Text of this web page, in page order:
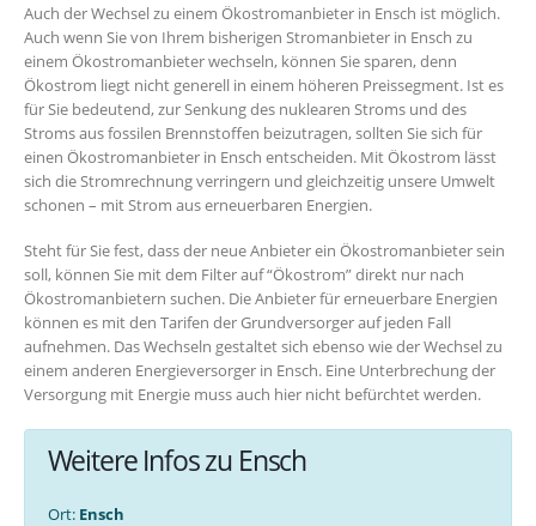
Auch der Wechsel zu einem Ökostromanbieter in Ensch ist möglich.
Auch wenn Sie von Ihrem bisherigen Stromanbieter in Ensch zu
einem Ökostromanbieter wechseln, können Sie sparen, denn
Ökostrom liegt nicht generell in einem höheren Preissegment. Ist es
für Sie bedeutend, zur Senkung des nuklearen Stroms und des
Stroms aus fossilen Brennstoffen beizutragen, sollten Sie sich für
einen Ökostromanbieter in Ensch entscheiden. Mit Ökostrom lässt
sich die Stromrechnung verringern und gleichzeitig unsere Umwelt
schonen – mit Strom aus erneuerbaren Energien.
Steht für Sie fest, dass der neue Anbieter ein Ökostromanbieter sein
soll, können Sie mit dem Filter auf “Ökostrom” direkt nur nach
Ökostromanbietern suchen. Die Anbieter für erneuerbare Energien
können es mit den Tarifen der Grundversorger auf jeden Fall
aufnehmen. Das Wechseln gestaltet sich ebenso wie der Wechsel zu
einem anderen Energieversorger in Ensch. Eine Unterbrechung der
Versorgung mit Energie muss auch hier nicht befürchtet werden.
Weitere Infos zu Ensch
Ort: Ensch